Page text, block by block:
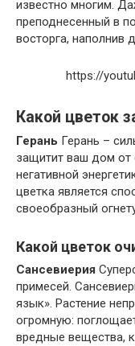
известно многим.
преподнесенный в
восторга, наполнив
https://
Какой цветок
Герань Герань –
защитит ваш дом от
негативной
цветка является
своеобразный
Какой цветок
Сансевиерия
примесей.
язык». Растение
огромную:
вредные вещества,